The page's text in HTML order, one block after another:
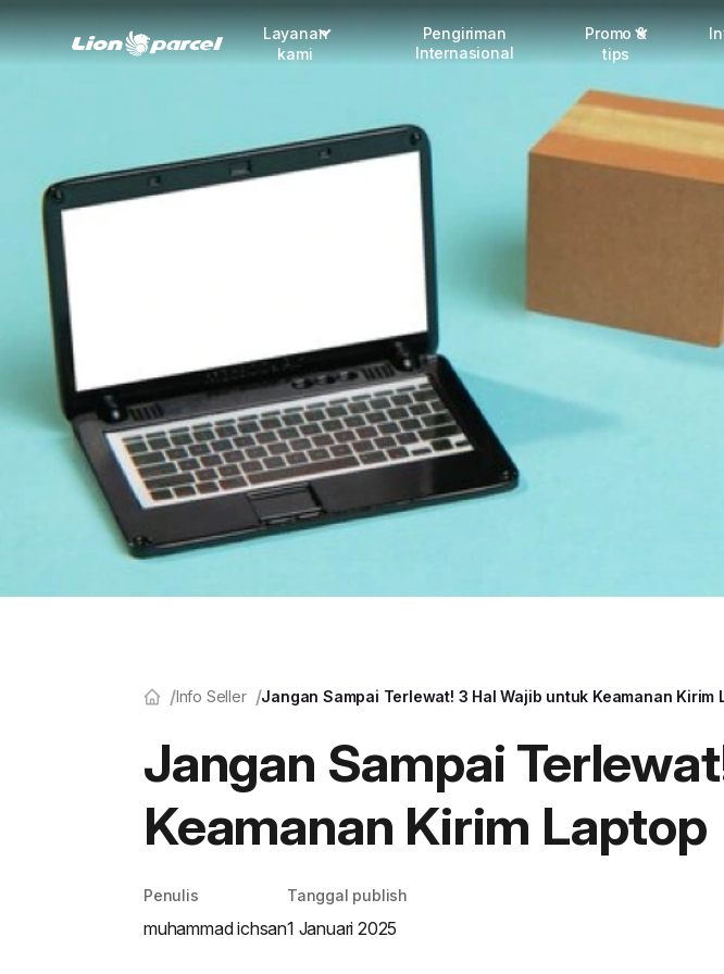
Layanan
kami
Lacak pendaftaran Mitra
Pengiriman
Internasional
Promo &
tips
Promo terbaru
Info seller
Info Seller Jangan Sampai Terlewat! 3 Hal Wajib untuk Keamanan Kirim
Jangan Sampai
Keamanan Kirim Laptop
Penulis
muhammad ichsan
Tanggal publish
1 Januari 2025